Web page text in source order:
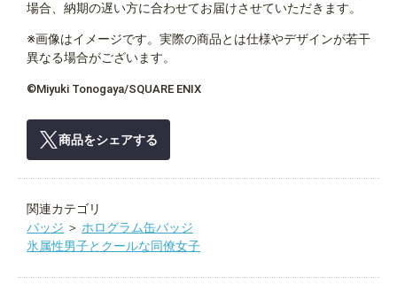
場合、納期の遅い方に合わせてお届けさせていただきます。
※画像はイメージです。実際の商品とは仕様やデザインが若干
異なる場合がございます。
©Miyuki Tonogaya/SQUARE ENIX
商品をシェアする
関連カテゴリ
バッジ ＞ ホログラム缶バッジ
氷属性男子とクールな同僚女子